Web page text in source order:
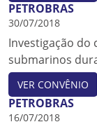
PETROBRAS
30/07/2018
Investigação
submarinos
VER CONVÊNIO
PETROBRAS
16/07/2018